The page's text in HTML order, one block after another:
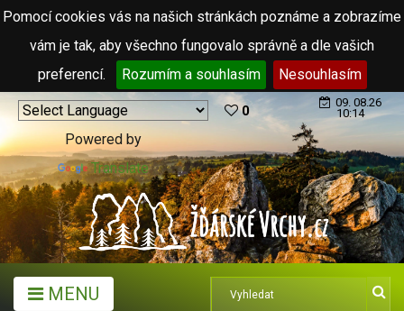
Pomocí cookies vás na našich stránkách poznáme a zobrazíme
vám je tak, aby všechno fungovalo správně a dle vašich
preferencí.
Rozumím a souhlasím Nesouhlasím
Powered by
Translate
0
09. 08.26
10:14
MENU